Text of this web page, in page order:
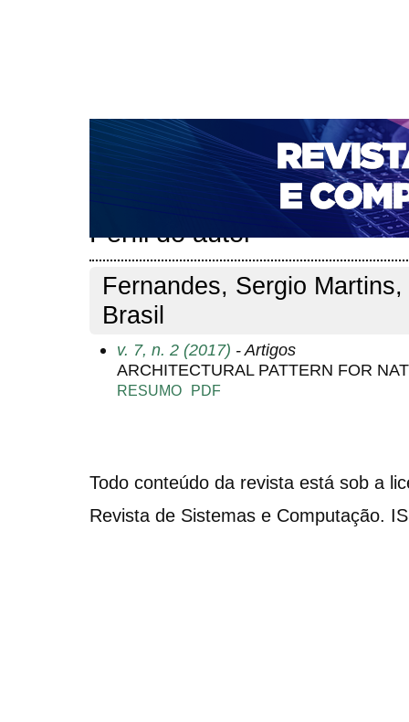
CAPA SOBRE ACESSO CADASTRO
NOTÍCIAS
PORTAL DE REVISTAS DA UNIFACS
PARA AVALIADORES
NOVA SUBMISSÃO
Perfil do autor
Fernandes, Sergio
Brasil
v. 7, n. 2 (2017) - Artigos
ARCHITECTURAL PATTERN FOR
RESUMO PDF
Todo conteúdo da revista está sob a
Revista de Sistemas e Computação.